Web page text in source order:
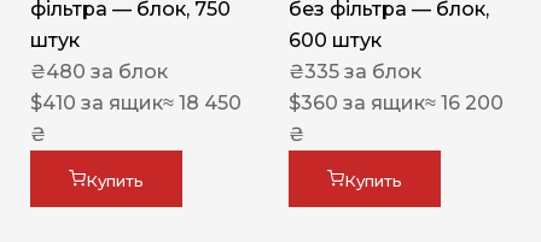
фільтра — блок, 750
штук
₴480 за блок
$410 за ящик≈ 18 450
₴
Купить
без фільтра — блок,
600 штук
₴335 за блок
$360 за ящик≈ 16 200
₴
Купить